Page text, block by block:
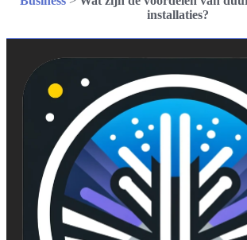
installaties?